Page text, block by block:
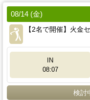
08/14 (金)
【2名で開催】火
IN
08:07
検討